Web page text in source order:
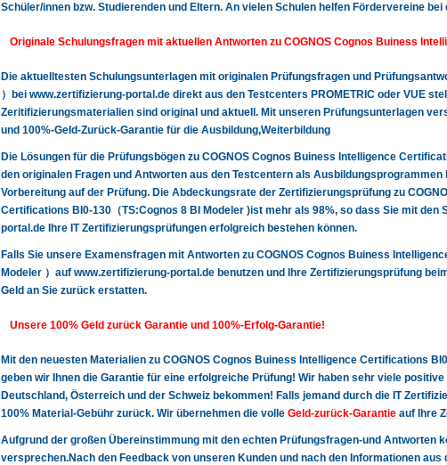
Schüler/innen bzw. Studierenden und Eltern. An vielen Schulen helfen Fördervereine bei
Originale Schulungsfragen mit aktuellen Antworten zu COGNOS Cognos Buiness
Die aktuelltesten Schulungsunterlagen mit originalen Prüfungsfragen und
）bei www.zertifizierung-portal.de direkt aus den Testcenters PROMETRIC oder VUE
Zeritifizierungsmaterialien sind original und aktuell. Mit unseren Prüfungsunterlagen
und 100%-Geld-Zurück-Garantie für die Ausbildung,Weiterbildung
Die Lösungen für die Prüfungsbögen zu COGNOS Cognos Buiness Intelligence
den originalen Fragen und Antworten aus den Testcentern als
Vorbereitung auf der Prüfung. Die Abdeckungsrate der Zertifizierungsprüfung zu
Certifications BI0-130（TS:Cognos 8 BI Modeler )ist mehr als 98%, so dass Sie mit den
portal.de Ihre IT Zertifizierungsprüfungen erfolgreich bestehen können.
Falls Sie unsere Examensfragen mit Antworten zu COGNOS Cognos Buiness
Modeler ）auf www.zertifizierung-portal.de benutzen und Ihre Zertifizierungsprüfung
Geld an Sie zurück erstatten.
Unsere 100% Geld zurück Garantie und 100%-Erfolg-Garantie!
Mit den neuesten Materialien zu COGNOS Cognos Buiness Intelligence Certifications
geben wir Ihnen die Garantie für eine erfolgreiche Prüfung! Wir haben sehr viele
Deutschland, Österreich und der Schweiz bekommen! Falls jemand durch die IT
100% Material-Gebühr zurück. Wir übernehmen die volle Geld-zurück-Garantie auf Ihre
Aufgrund der großen Übereinstimmung mit den echten Prüfungsfragen-und Antworten
versprechen.Nach den Feedback von unseren Kunden und nach den Informationen